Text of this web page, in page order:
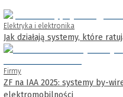
Elektryka i elektronika
Jak działają systemy, które
Firmy
ZF na IAA 2025: systemy by-
elektromobilności